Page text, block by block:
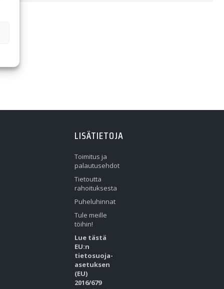
LISÄTIETOJA
Toimitus ja
palautusehdot
Tietoutta
rahoituksesta
Puheluhinnat
Tule meille
töihin!
Lue tästä
EU:n
tietosuoja-
asetuksen
(EU)
2016/679